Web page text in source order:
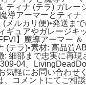
ィナ (テラ) ガレ
アーマーとティ
ルカリ便)•発送ま
アやガレージキ
】魔導アーマー
ラ)•素材: 高品質
細部まで忠実に再
04。
気軽にお問い合わ
コメントにてご相